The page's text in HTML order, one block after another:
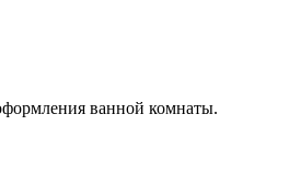
ванной комнаты.